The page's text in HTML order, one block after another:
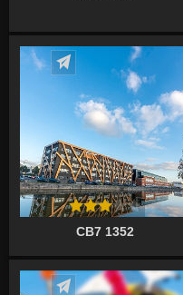
Écrire un commentaire
CB7 1352
Écrire un commentaire